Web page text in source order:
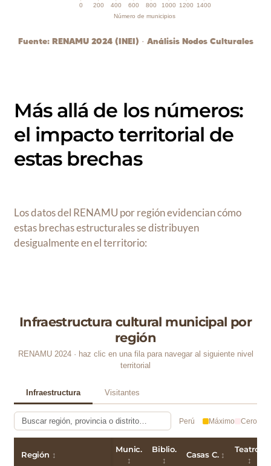
0 200 400 600 800 1000 1200 1400
Número de municipios
Fuente: RENAMU 2024 (INEI) · Análisis Nodos Culturales
Más allá de los números:
el impacto territorial de
estas brechas
Los datos del RENAMU por región evidencian cómo
estas brechas estructurales se distribuyen
desigualmente en el territorio:
Infraestructura cultural municipal por
región
RENAMU 2024 · haz clic en una fila para navegar al siguiente nivel
territorial
Infraestructura Visitantes
Perú Máximo Cero
Región ↕
Munic.
↕
Biblio.
↕
Casas C. ↕
Teatros
↕